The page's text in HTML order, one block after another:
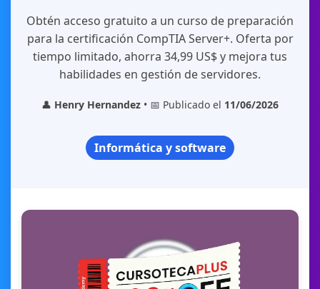
Obtén acceso gratuito a un curso de preparación
para la certificación CompTIA Server+. Oferta por
tiempo limitado, ahorra 34,99 US$ y mejora tus
habilidades en gestión de servidores.
👤 Henry Hernandez • 📅 Publicado el 11/06/2026
Informática y software